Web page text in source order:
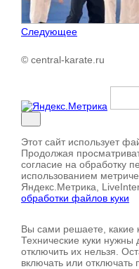
Следующее
© central-karate.ru
Этот сайт использует
Продолжая
согласие на обработку
использованием
Яндекс.Метрика,
обработки файлов куки
Вы сами решаете, какие
Технические куки нужны
отключить их нельзя.
включать или отключать